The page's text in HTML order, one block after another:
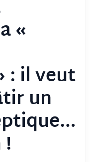
«
: il veut
un